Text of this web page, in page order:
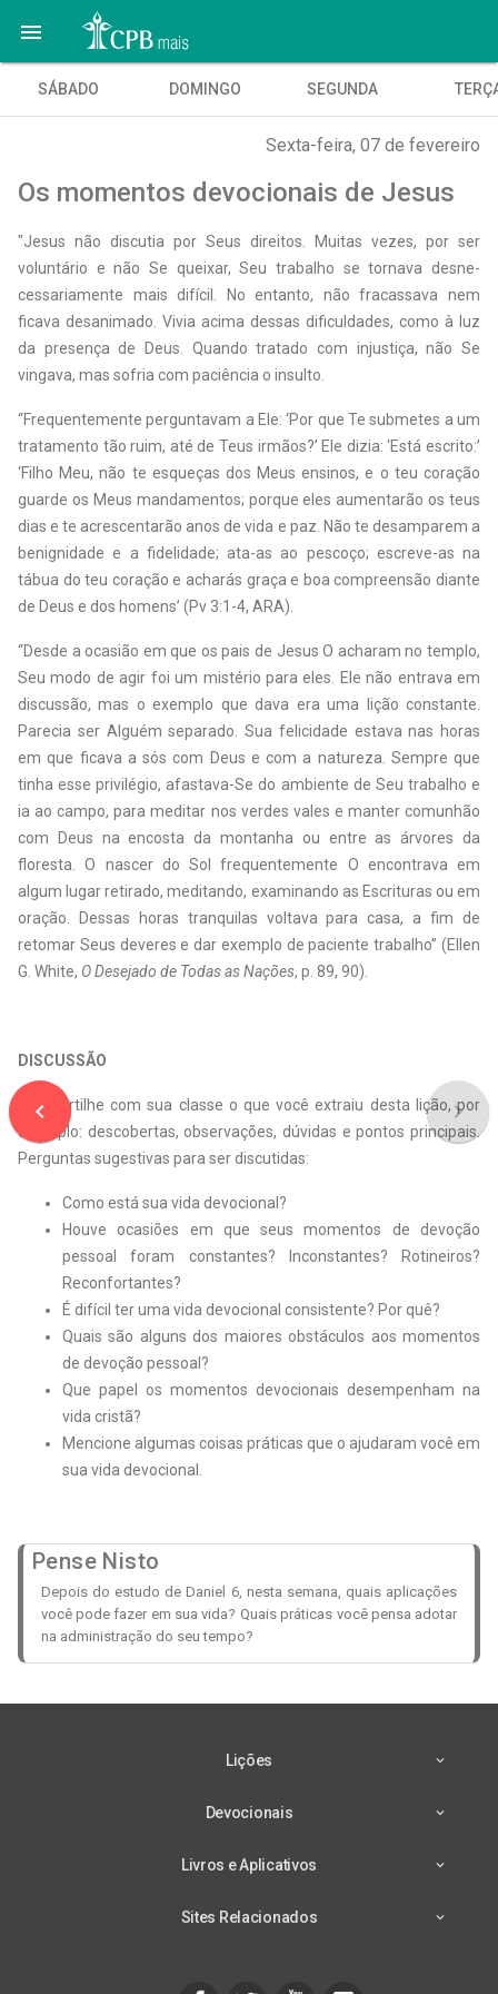

navigate_before
SÁBADO DOMINGO SEGUNDA
Sexta-feira, 07 de fevereiro
Os momentos devocionais de Jesus
"Jesus não discutia por Seus direitos. Muitas vezes, por ser
voluntário e não Se queixar, Seu trabalho se tornava des­ne­­­
cessariamente mais difícil. No entanto, não fracassava nem
ficava desanimado. Vivia acima dessas dificuldades, como à luz
da presença de Deus. Quando tratado com injustiça, não Se
vingava, mas sofria com paciência o insulto.
“Frequentemente perguntavam a Ele: ‘Por que Te submetes a um
tratamento tão ruim, até de Teus irmãos?’ Ele dizia: ‘Está escrito:’
‘Filho Meu, não te esqueças dos Meus ensinos, e o teu coração
guarde os Meus mandamentos; porque eles aumentarão os teus
dias e te acrescentarão anos de vida e paz. Não te desamparem a
benignidade e a fidelidade; ata-as ao pescoço; escreve-as na
tábua do teu coração e acharás graça e boa compreensão diante
de Deus e dos homens’ (Pv 3:1-4, ARA).
“Desde a ocasião em que os pais de Jesus O acharam no templo,
Seu modo de agir foi um mistério para eles. Ele não entrava em
discussão, mas o exemplo que dava era uma lição constante.
Parecia ser Alguém separado. Sua felicidade estava nas horas
em que ficava a sós com Deus e com a natureza. Sempre que
tinha esse privilégio, afastava-Se do ambiente de Seu trabalho e
ia ao campo, para meditar nos verdes vales e manter comunhão
com Deus na encosta da montanha ou entre as árvores da
floresta. O nascer do Sol frequentemente O encontrava em
algum lugar retirado, meditando, examinando as Escrituras ou em
oração. Dessas horas tranquilas voltava para casa, a fim de
retomar Seus deveres e dar exemplo de paciente trabalho” (Ellen
G. White, O Desejado de Todas as Nações, p. 89, 90).
DISCUSSÃO
Compartilhe com sua classe o que você extraiu desta lição, por
exemplo: descobertas, observações, dúvidas e pontos principais.
Perguntas sugestivas para ser discutidas:
Como está sua vida devocional?
Houve ocasiões em que seus momentos de devoção
pessoal foram constantes? Inconstantes? Rotineiros?
Reconfortantes?
É difícil ter uma vida devocional consistente? Por quê?
Quais são alguns dos maiores obstáculos aos momentos
de devoção pessoal?
Que papel os momentos devocionais desempenham na
vida cristã?
Mencione algumas coisas práticas que o ajudaram você em
sua vida devocional.
Pense Nisto
Depois do estudo de Daniel 6, nesta semana, quais aplicações
você pode fazer em sua vida? Quais práticas você pensa adotar
na administração do seu tempo?
navigate_next
Lições
Devocionais
Livros e Aplicativos
Sites Relacionados